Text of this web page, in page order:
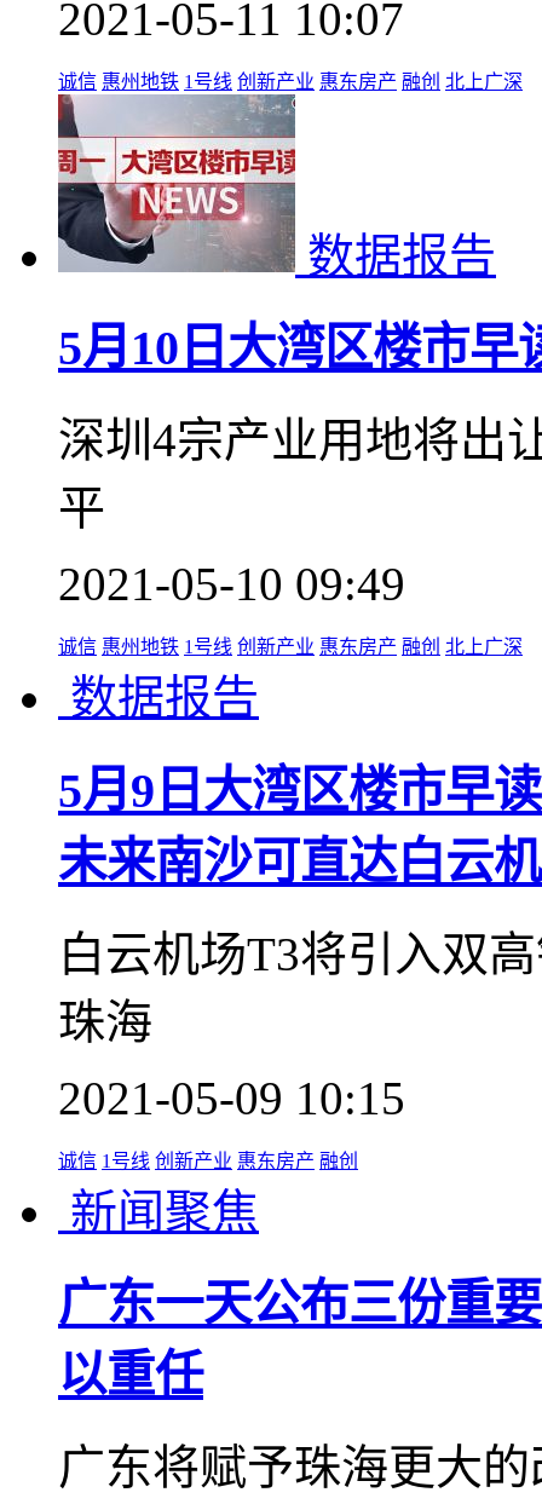
2021-05-11 10:07
诚信 惠州地铁 1号线 创新产业 惠东房产 融创 北上广深
数据报告
5月10日大湾区楼市早
深圳4宗产业用地将出
平
2021-05-10 09:49
诚信 惠州地铁 1号线 创新产业 惠东房产 融创 北上广深
数据报告
5月9日大湾区楼市早
未来南沙可直达白云
白云机场T3将引入双
珠海
2021-05-09 10:15
诚信 1号线 创新产业 惠东房产 融创
新闻聚焦
广东一天公布三份重
以重任
广东将赋予珠海更大